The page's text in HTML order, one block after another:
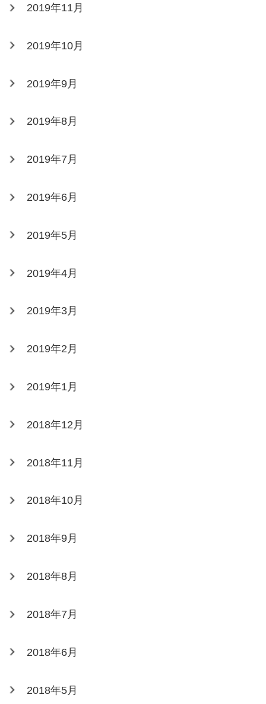
2019年11月
2019年10月
2019年9月
2019年8月
2019年7月
2019年6月
2019年5月
2019年4月
2019年3月
2019年2月
2019年1月
2018年12月
2018年11月
2018年10月
2018年9月
2018年8月
2018年7月
2018年6月
2018年5月